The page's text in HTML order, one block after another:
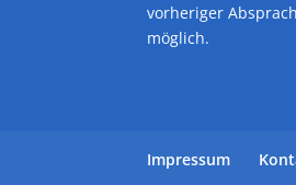
vorheriger
möglich.
Impressum